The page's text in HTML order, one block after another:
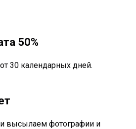
50%
30 календарных дней.
высылаем фотографии и